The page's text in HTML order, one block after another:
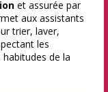
et assurée par
aux assistants
trier, laver,
les
de la